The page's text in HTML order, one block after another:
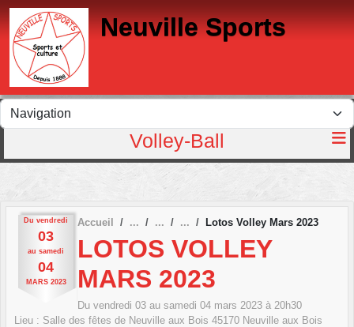
Neuville Sports
Volley-Ball
Du vendredi
03
au samedi
04
MARS 2023
Accueil Lotos Volley Mars 2023
LOTOS VOLLEY
MARS 2023
Du vendredi 03 au samedi 04 mars 2023 à 20h30
Lieu : Salle des fêtes de Neuville aux Bois 45170 Neuville aux Bois
Panneau de gestion des cookies